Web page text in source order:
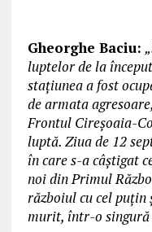
Gheorghe Baciu:
luptelor de la
stațiunea a fost
de armata
Frontul Cireșoaia-
luptă. Ziua de 12
în care s-a câștigat
noi din Primul
războiul cu cel puțin
murit, într-o singură